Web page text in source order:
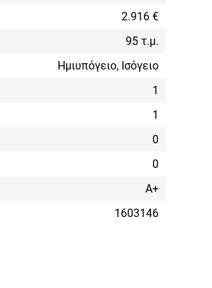
2.916 €
95 τ.μ.
Ημιυπόγειο, Ισόγειο
1
1
0
0
Α+
1603146